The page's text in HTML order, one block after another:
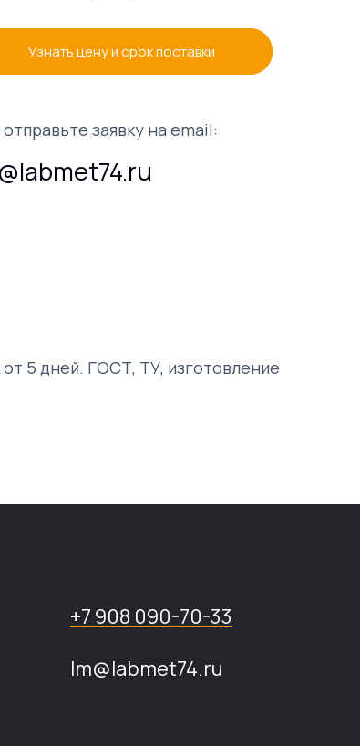
Узнать цену и срок поставки
заявку на email:
от 5 дней. ГОСТ, ТУ, изготовление
+7 908 090-70-33
lm@labmet74.ru